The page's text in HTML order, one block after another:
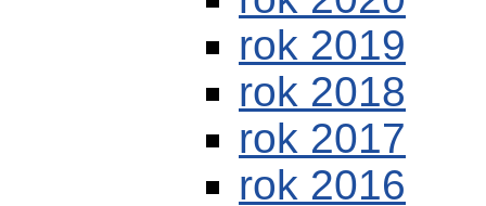
rok 2019
rok 2018
rok 2017
rok 2016